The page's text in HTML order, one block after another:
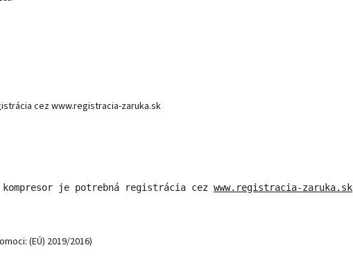
cezwww.registracia-zaruka.sk
je potrebná registrácia cez www.registracia-zaruka.sk
(EÚ) 2019/2016)